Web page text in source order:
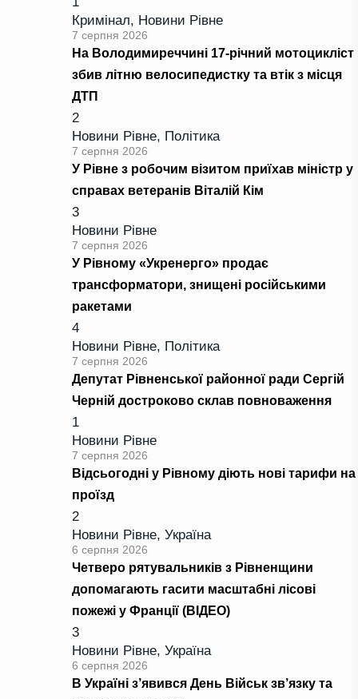
Кримінал, Новини Рівне
7 серпня 2026
На Володимиреччині 17-річний мотоцикліст
збив літню велосипедистку та втік з місця
ДТП
2
Новини Рівне, Політика
7 серпня 2026
У Рівне з робочим візитом приїхав міністр у
справах ветеранів Віталій Кім
3
Новини Рівне
7 серпня 2026
У Рівному «Укренерго» продає
трансформатори, знищені російськими
ракетами
4
Новини Рівне, Політика
7 серпня 2026
Депутат Рівненської районної ради Сергій
Черній достроково склав повноваження
1
Новини Рівне
7 серпня 2026
Відсьогодні у Рівному діють нові тарифи на
проїзд
2
Новини Рівне, Україна
6 серпня 2026
Четверо рятувальників з Рівненщини
допомагають гасити масштабні лісові
пожежі у Франції (ВІДЕО)
3
Новини Рівне, Україна
6 серпня 2026
В Україні з’явився День Військ зв’язку та